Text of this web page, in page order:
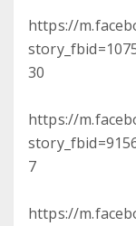
https://
30
https://
7
https://